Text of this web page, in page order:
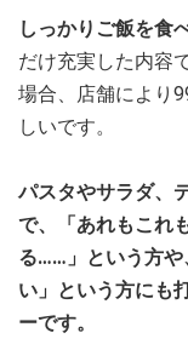
しっかりご飯を食
だけ充実した内容
場合、店舗により
しいです。
パスタやサラダ、
で、「あれもこれ
る……」という方や
い」という方にも
ーです。